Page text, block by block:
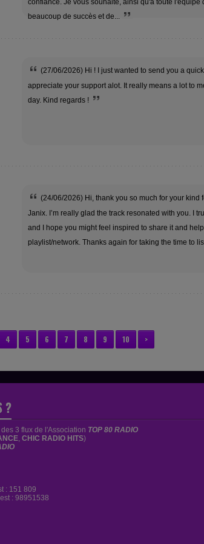
beaucoup de succès et de...
(27/06/2026) Hi ! I just wanted to send you a
appreciate your support alot. It really means a lot to
day. Kind regards !
(24/06/2026) Hi, thank you so much for your kind
Janix. I’m really glad the track resonated with you. I
and I hope you might feel inspired to share it and
playlist/network. Thanks again for taking the time to
4 5 6 7 8 9 10 >
?
des 3 flux de l'Association TOP 80 RADIO
, CHIC RADIO HITS)
: 151 809
: 98951538